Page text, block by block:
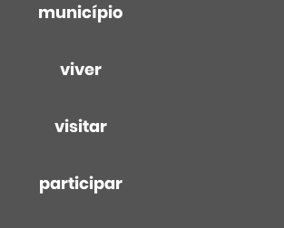
município
viver
visitar
participar